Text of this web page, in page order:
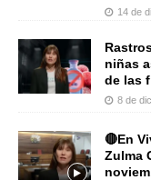
14 de
niñas
de las
8 de
🔴En
Zulma